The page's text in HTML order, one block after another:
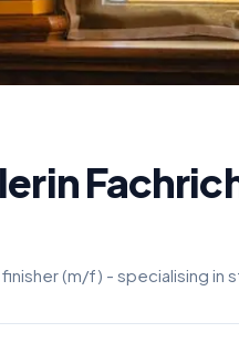
finisher (m/f) - specialising in